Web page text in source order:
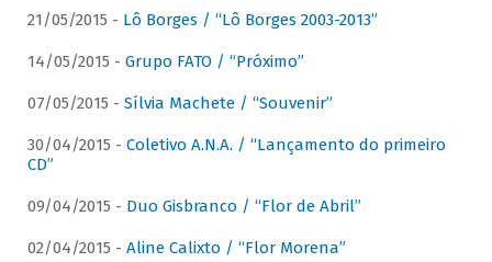
21/05/2015 - Lô Borges / “Lô Borges 2003-2013”
14/05/2015 - Grupo FATO / “Próximo”
07/05/2015 - Sílvia Machete / “Souvenir”
30/04/2015 - Coletivo A.N.A. / “Lançamento do primeiro
CD”
09/04/2015 - Duo Gisbranco / “Flor de Abril”
02/04/2015 - Aline Calixto / “Flor Morena”